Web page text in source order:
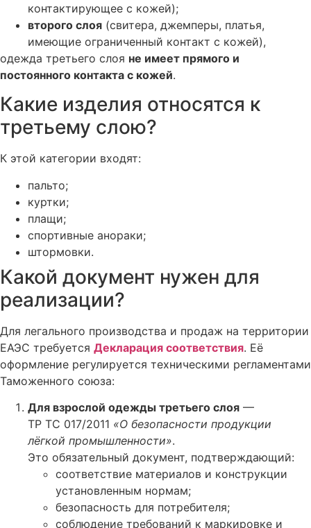
контактирующее с кожей);
второго слоя (свитера, джемперы, платья,
имеющие ограниченный контакт с кожей),
одежда третьего слоя не имеет прямого и
постоянного контакта с кожей.
Какие изделия относятся к
третьему слою?
К этой категории входят:
пальто;
куртки;
плащи;
спортивные анораки;
штормовки.
Какой документ нужен для
реализации?
Для легального производства и продаж на территории
ЕАЭС требуется Декларация соответствия. Её
оформление регулируется техническими регламентами
Таможенного союза:
Для взрослой одежды третьего слоя —
ТР ТС 017/2011 «О безопасности продукции
лёгкой промышленности».
Это обязательный документ, подтверждающий:
соответствие материалов и конструкции
установленным нормам;
безопасность для потребителя;
соблюдение требований к маркировке и